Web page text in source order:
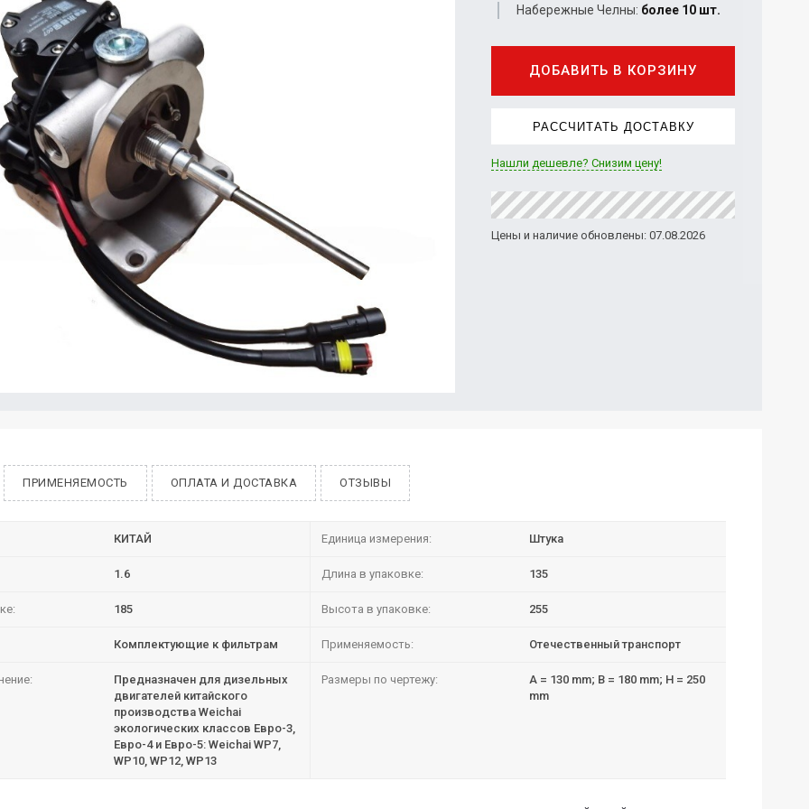
Набережные Челны: более 10 шт.
ДОБАВИТЬ В КОРЗИНУ
РАССЧИТАТЬ ДОСТАВКУ
Нашли дешевле? Снизим цену!
Цены и наличие обновлены: 07.08.2026
ПРИМЕНЯЕМОСТЬ ОПЛАТА И ДОСТАВКА ОТЗЫВЫ
КИТАЙ Единица измерения: Штука
1.6 Длина в упаковке: 135
185 Высота в упаковке: 255
Комплектующие к фильтрам Применяемость: Отечественный транспорт
Предназначен для дизельных
двигателей китайского
производства Weichai
экологических классов Евро-3,
Евро-4 и Евро-5: Weichai WP7,
WP10, WP12, WP13
Размеры по чертежу:
A = 130 mm; B = 180 mm; H = 250
mm